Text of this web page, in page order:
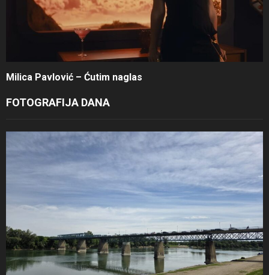
Milica Pavlović – Ćutim naglas
FOTOGRAFIJA DANA